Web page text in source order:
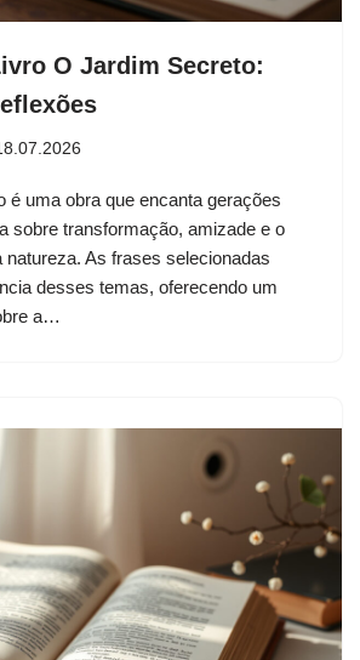
O Jardim Secreto:
é uma obra que encanta gerações
sobre transformação, amizade e o
natureza. As frases selecionadas
desses temas, oferecendo um
a…